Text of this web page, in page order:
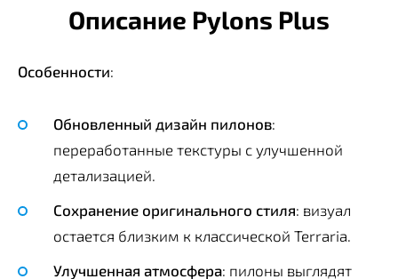
Описание Pylons Plus
Особенности:
Обновленный дизайн пилонов:
переработанные текстуры с улучшенной
детализацией.
Сохранение оригинального стиля: визуал
остается близким к классической Terraria.
Улучшенная атмосфера: пилоны выглядят